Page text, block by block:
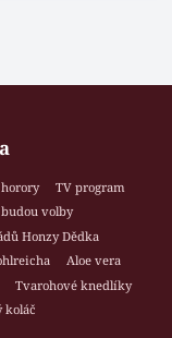
TV program
volby
Honzy Dědka
Aloe vera
Tvarohové knedlíky
koláč